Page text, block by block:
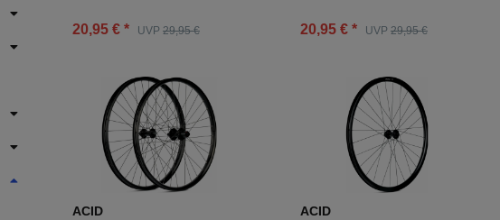
20,95 € * UVP 29,95 € 20,95 € * UVP 29,95 €
ACID
ACID